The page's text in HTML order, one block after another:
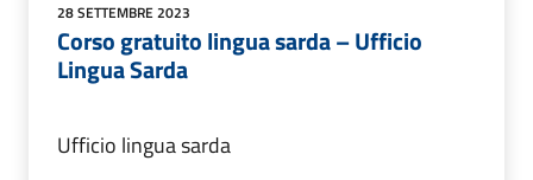
28 SETTEMBRE 2023
Corso gratuito lingua sarda – Ufficio
Lingua Sarda
Ufficio lingua sarda